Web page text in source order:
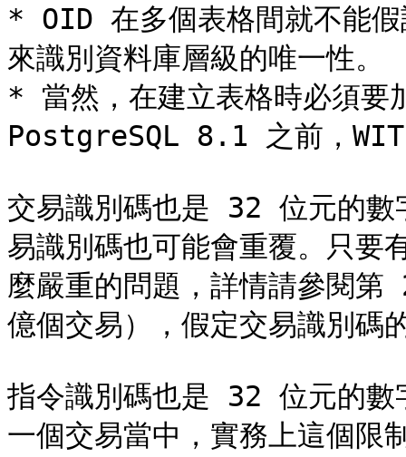
* OID 在多個表格間就不能
來識別資料庫層級的唯一性。
* 當然，在建立表格時必須
PostgreSQL 8.1 之前，
交易識別碼也是 32 位元的數
易識別碼也可能會重覆。只要
麼嚴重的問題，詳情請參閱
億個交易），假定交易識別碼
指令識別碼也是 32 位元的
一個交易當中，實務上這個限